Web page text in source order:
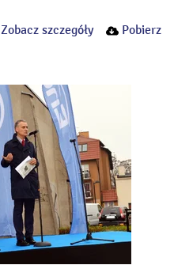
Zobacz szczegóły Pobierz